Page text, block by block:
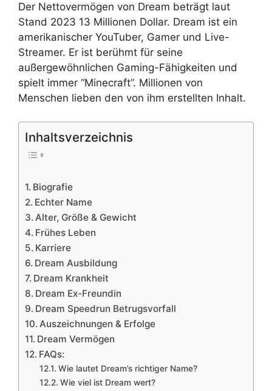
Der Nettovermögen von Dream beträgt laut
Stand 2023 13 Millionen Dollar. Dream ist ein
amerikanischer YouTuber, Gamer und Live-
Streamer. Er ist berühmt für seine
außergewöhnlichen Gaming-Fähigkeiten und
spielt immer “Minecraft”. Millionen von
Menschen lieben den von ihm erstellten Inhalt.
Inhaltsverzeichnis
Biografie
Echter Name
Alter, Größe & Gewicht
Frühes Leben
Karriere
Dream Ausbildung
Dream Krankheit
Dream Ex-Freundin
Dream Speedrun Betrugsvorfall
Auszeichnungen & Erfolge
Dream Vermögen
FAQs:
Wie lautet Dream’s richtiger Name?
Wie viel ist Dream wert?